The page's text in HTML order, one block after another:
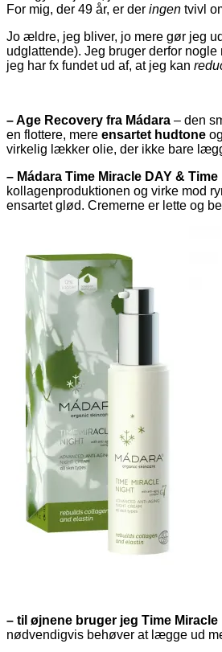
For mig, der 49 år, er der ingen tvivl
Jo ældre, jeg bliver, jo mere gør jeg
udglattende). Jeg bruger derfor
jeg har fx fundet ud af, at jeg kan
– Age Recovery fra Mádara – den
en flottere, mere ensartet hudtone
virkelig lækker olie, der ikke bare
– Mádara Time Miracle DAY & Time
kollagenproduktionen og virke mod
ensartet glød. Cremerne er lette og
– til øjnene bruger jeg Time Miracle
nødvendigvis behøver at lægge ud